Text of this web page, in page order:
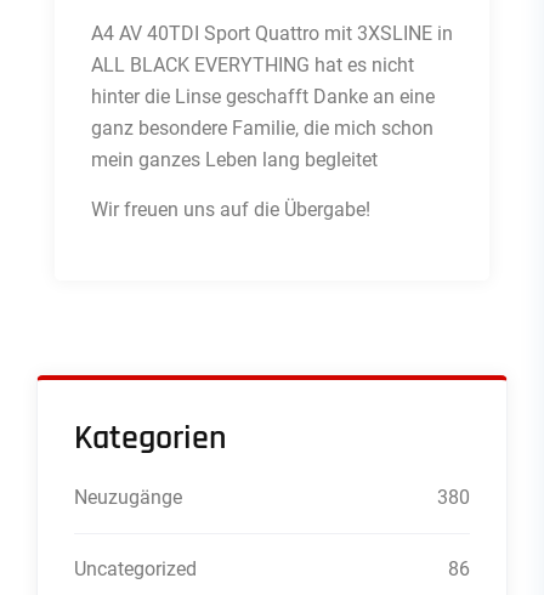
A4 AV 40TDI Sport Quattro mit 3XSLINE in
ALL BLACK EVERYTHING hat es nicht
hinter die Linse geschafft Danke an eine
ganz besondere Familie, die mich schon
mein ganzes Leben lang begleitet
Wir freuen uns auf die Übergabe!
Kategorien
Neuzugänge 380
Uncategorized 86